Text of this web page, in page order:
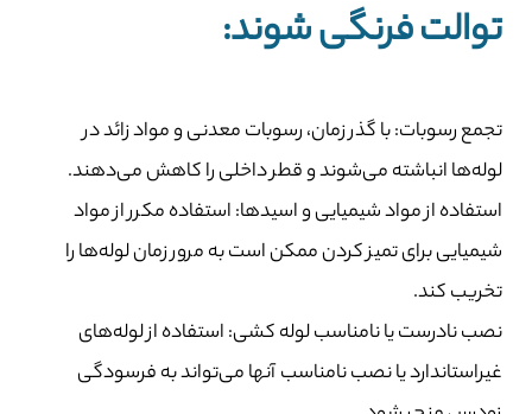
توالت فرنگی شوند:
تجمع رسوبات: با گذر زمان، رسوبات معدنی و مواد زائد در
لوله‌ها انباشته می‌شوند و قطر داخلی را کاهش می‌دهند.
استفاده از مواد شیمیایی و اسیدها: استفاده مکرر از مواد
شیمیایی برای تمیز کردن ممکن است به مرور زمان لوله‌ها را
تخریب کند.
نصب نادرست یا نامناسب لوله کشی: استفاده از لوله‌های
غیراستاندارد یا نصب نامناسب آنها می‌تواند به فرسودگی